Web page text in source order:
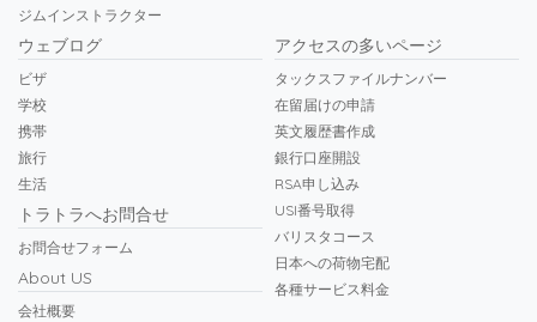
ジムインストラクター
ウェブログ
ビザ
学校
携帯
旅行
生活
トラトラへお問合せ
お問合せフォーム
About US
会社概要
アクセスの多いページ
タックスファイルナンバー
在留届けの申請
英文履歴書作成
銀行口座開設
RSA申し込み
USI番号取得
バリスタコース
日本への荷物宅配
各種サービス料金